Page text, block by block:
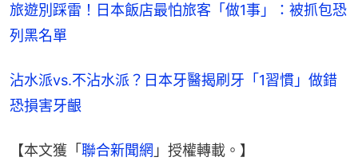
旅遊別踩雷！日本飯店最怕旅客「做1事」：被抓包恐
列黑名單
沾水派vs.不沾水派？日本牙醫揭刷牙「1習慣」做錯
恐損害牙齦
【本文獲「聯合新聞網 」授權轉載。】